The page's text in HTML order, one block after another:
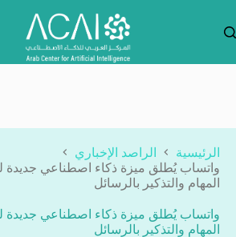
المحتوى
الرئيسية
الراصد الإخباري
واتساب يُطلق ميزة ذكاء اصطناعي جديدة
المهام والتذكير بالرسائل
واتساب يُطلق ميزة ذكاء اصطناعي جديدة
المهام والتذكير بالرسائل